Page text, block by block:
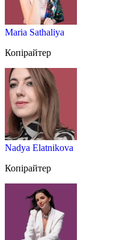
Maria Sathaliya
Копірайтер
Nadya Elatnikova
Копірайтер